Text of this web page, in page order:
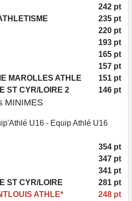
242 pt
235 pt
220 pt
193 pt
165 pt
157 pt
MAROLLES ATHLE
151 pt
ST CYR/LOIRE 2 146 pt
MINIMES
U16 - Equip Athlé U16
354 pt
347 pt
341 pt
ST CYR/LOIRE
281 pt
ATHLE*
248 pt